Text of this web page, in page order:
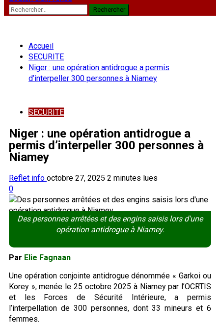
Rechercher :
Accueil
SECURITE
Niger : une opération antidrogue a permis
d’interpeller 300 personnes à Niamey
SECURITE
Niger : une opération antidrogue a
permis d’interpeller 300 personnes à
Niamey
Reflet info octobre 27, 2025 2 minutes lues
0
Des personnes arrêtées et des engins saisis lors d'une
opération antidrogue à Niamey.
Par Elie Fagnaan
Une opération conjointe antidrogue dénommée « Garkoi ou
Korey », menée le 25 octobre 2025 à Niamey par l’OCRTIS
et les Forces de Sécurité Intérieure, a permis
l’interpellation de 300 personnes, dont 33 mineurs et 6
femmes.